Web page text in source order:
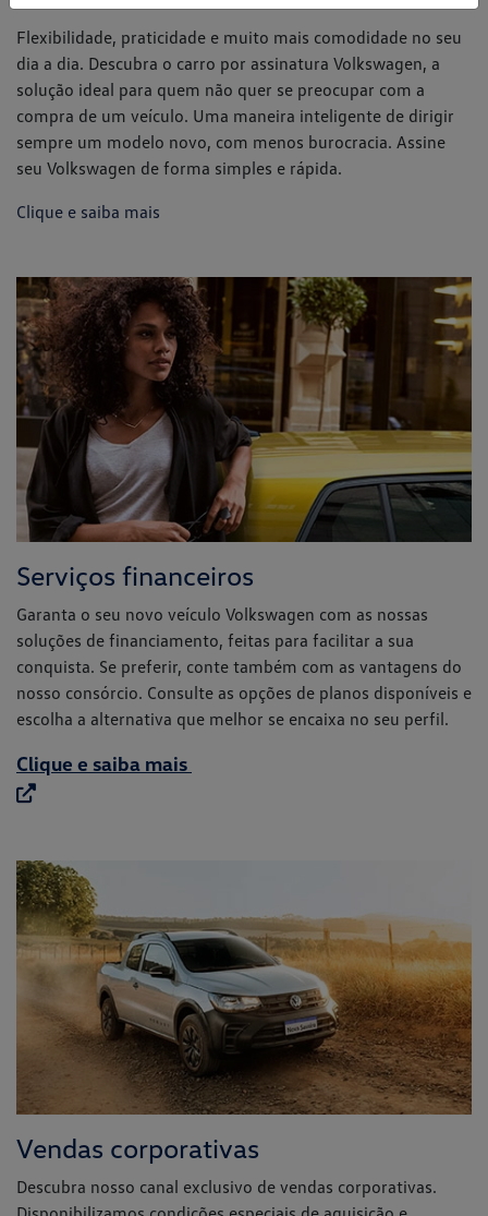
Serviços financeiros
Garanta o seu novo veículo Volkswagen com as nossas
soluções de financiamento, feitas para facilitar a sua
conquista. Se preferir, conte também com as vantagens do
nosso consórcio. Consulte as opções de planos disponíveis e
escolha a alternativa que melhor se encaixa no seu perfil.
Clique e saiba mais
Vendas corporativas
Descubra nosso canal exclusivo de vendas corporativas.
Disponibilizamos condições especiais de aquisição e
benefícios diferenciados para públicos e segmentos
específicos, com propostas personalizadas para atender às
necessidades da sua empresa.
Clique e saiba mais